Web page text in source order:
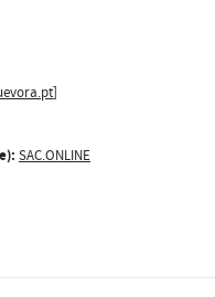
]
SAC.ONLINE